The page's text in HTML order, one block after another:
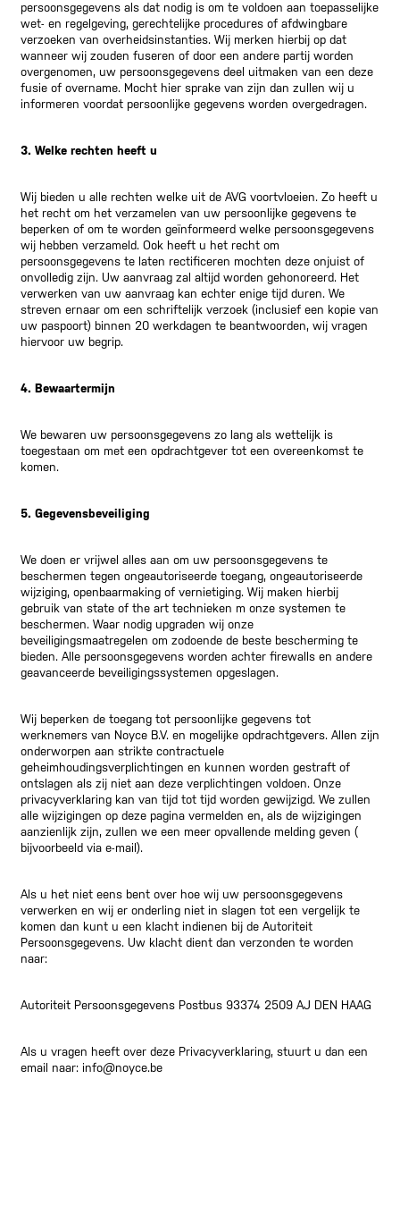
persoonsgegevens als dat nodig is om te voldoen aan toepasselijke
wet- en regelgeving, gerechtelijke procedures of afdwingbare
verzoeken van overheidsinstanties. Wij merken hierbij op dat
wanneer wij zouden fuseren of door een andere partij worden
overgenomen, uw persoonsgegevens deel uitmaken van een deze
fusie of overname. Mocht hier sprake van zijn dan zullen wij u
informeren voordat persoonlijke gegevens worden overgedragen.
3. Welke rechten heeft u
Wij bieden u alle rechten welke uit de AVG voortvloeien. Zo heeft u
het recht om het verzamelen van uw persoonlijke gegevens te
beperken of om te worden geïnformeerd welke persoonsgegevens
wij hebben verzameld. Ook heeft u het recht om
persoonsgegevens te laten rectificeren mochten deze onjuist of
onvolledig zijn. Uw aanvraag zal altijd worden gehonoreerd. Het
verwerken van uw aanvraag kan echter enige tijd duren. We
streven ernaar om een schriftelijk verzoek (inclusief een kopie van
uw paspoort) binnen 20 werkdagen te beantwoorden, wij vragen
hiervoor uw begrip.
4. Bewaartermijn
We bewaren uw persoonsgegevens zo lang als wettelijk is
toegestaan om met een opdrachtgever tot een overeenkomst te
komen.
5. Gegevensbeveiliging
We doen er vrijwel alles aan om uw persoonsgegevens te
beschermen tegen ongeautoriseerde toegang, ongeautoriseerde
wijziging, openbaarmaking of vernietiging. Wij maken hierbij
gebruik van state of the art technieken m onze systemen te
beschermen. Waar nodig upgraden wij onze
beveiligingsmaatregelen om zodoende de beste bescherming te
bieden. Alle persoonsgegevens worden achter firewalls en andere
geavanceerde beveiligingssystemen opgeslagen.
Wij beperken de toegang tot persoonlijke gegevens tot
werknemers van Noyce B.V. en mogelijke opdrachtgevers. Allen zijn
onderworpen aan strikte contractuele
geheimhoudingsverplichtingen en kunnen worden gestraft of
ontslagen als zij niet aan deze verplichtingen voldoen. Onze
privacyverklaring kan van tijd tot tijd worden gewijzigd. We zullen
alle wijzigingen op deze pagina vermelden en, als de wijzigingen
aanzienlijk zijn, zullen we een meer opvallende melding geven (
bijvoorbeeld via e-mail).
Als u het niet eens bent over hoe wij uw persoonsgegevens
verwerken en wij er onderling niet in slagen tot een vergelijk te
komen dan kunt u een klacht indienen bij de Autoriteit
Persoonsgegevens. Uw klacht dient dan verzonden te worden
naar:
Autoriteit Persoonsgegevens Postbus 93374 2509 AJ DEN HAAG
Als u vragen heeft over deze Privacyverklaring, stuurt u dan een
email naar: info@noyce.be